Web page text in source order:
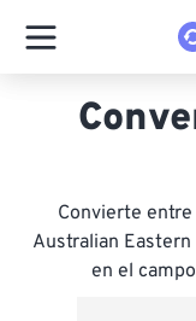
Convierte entre
Australian Eastern
en el